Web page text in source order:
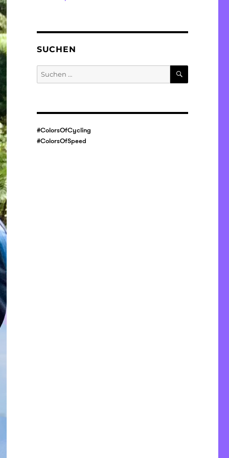
SUCHEN
Suche
SUCHEN
#ColorsOfCycling
#ColorsOfSpeed